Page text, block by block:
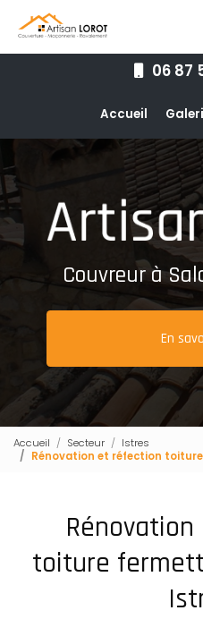
contenu
principal
06 87
Accueil
Couvreur à
En
Accueil Secteur
Istres
Rénovation et réfection
toiture